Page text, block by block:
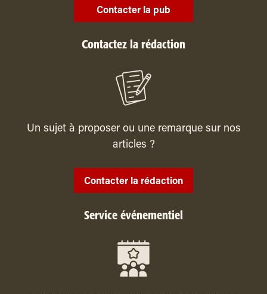
Contacter la pub
Contactez la rédaction
Un sujet à proposer ou une remarque sur nos
articles ?
Contacter la rédaction
Service événementiel